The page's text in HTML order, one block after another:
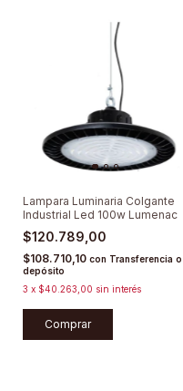
Lampara Luminaria Colgante
Industrial Led 100w Lumenac
$120.789,00
$108.710,10 con Transferencia o
depósito
3 x $40.263,00 sin interés
Comprar